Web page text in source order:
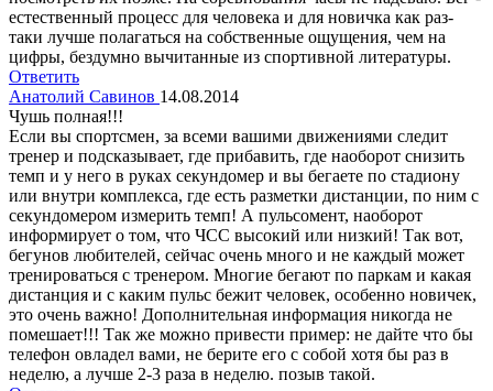
естественный процесс для человека и для новичка как раз-
таки лучше полагаться на собственные ощущения, чем на
цифры, бездумно вычитанные из спортивной литературы.
Ответить
Анатолий Савинов 14.08.2014
Чушь полная!!!
Если вы спортсмен, за всеми вашими движениями следит
тренер и подсказывает, где прибавить, где наоборот снизить
темп и у него в руках секундомер и вы бегаете по стадиону
или внутри комплекса, где есть разметки дистанции, по ним с
секундомером измерить темп! А пульсомент, наоборот
информирует о том, что ЧСС высокий или низкий! Так вот,
бегунов любителей, сейчас очень много и не каждый может
тренироваться с тренером. Многие бегают по паркам и какая
дистанция и с каким пульс бежит человек, особенно новичек,
это очень важно! Дополнительная информация никогда не
помешает!!! Так же можно привести пример: не дайте что бы
телефон овладел вами, не берите его с собой хотя бы раз в
неделю, а лучше 2-3 раза в неделю. позыв такой.